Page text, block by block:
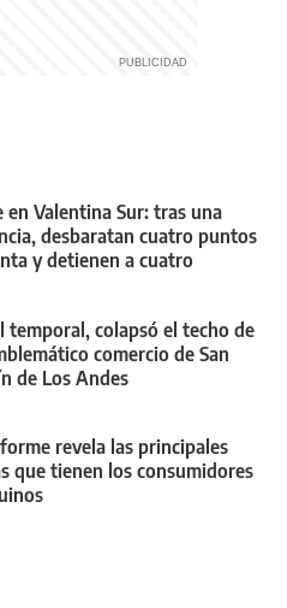
en Valentina Sur: tras una
desbaratan cuatro puntos
y detienen a cuatro
temporal, colapsó el techo de
comercio de San
de Los Andes
revela las principales
que tienen los consumidores